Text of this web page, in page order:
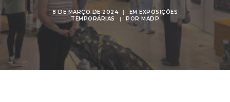
Conecte 8 DE MARÇO DE 2024 | EM EXPOSIÇÕES
TEMPORÁRIAS
| POR MADP